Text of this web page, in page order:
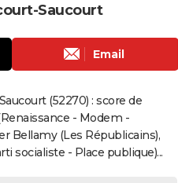
Saucourt
Email
(52270) : score de
- Modem -
Bellamy (Les Républicains),
socialiste - Place publique)...